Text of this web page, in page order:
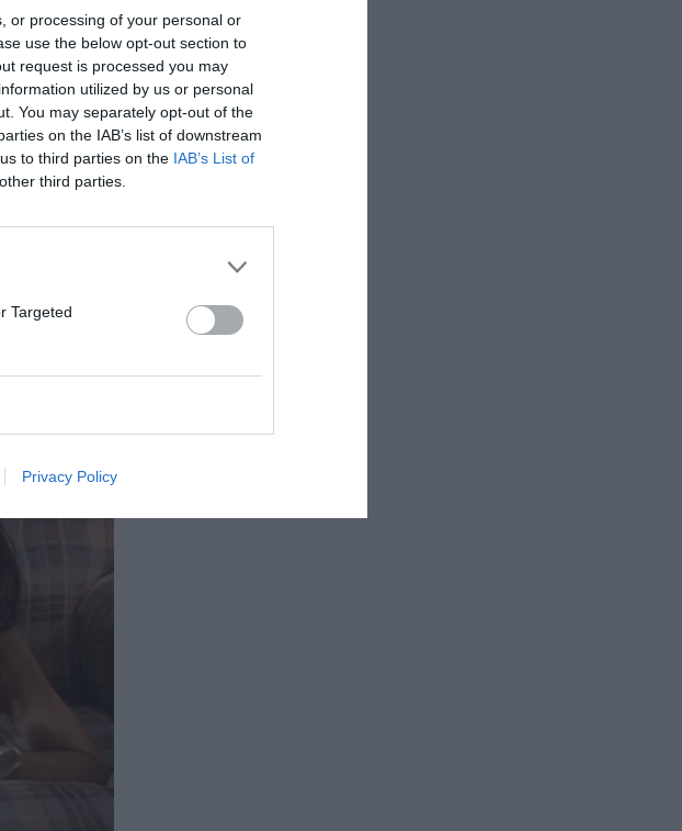
or processing of your personal or
use the below opt-out section to
request is processed you may
utilized by us or personal
You may separately opt-out of the
on the IAB’s list of downstream
to third parties on the IAB’s List of
third parties.
Targeted
Privacy Policy
congiunti